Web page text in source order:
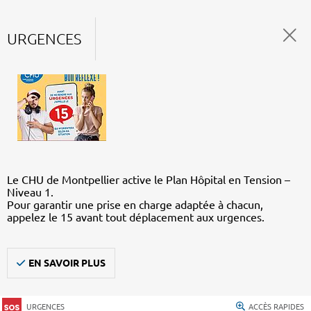
URGENCES
Le CHU de Montpellier active le Plan Hôpital en Tension –
Niveau 1.
Pour garantir une prise en charge adaptée à chacun,
appelez le 15 avant tout déplacement aux urgences.
EN SAVOIR PLUS
URGENCES ACCÈS RAPIDES